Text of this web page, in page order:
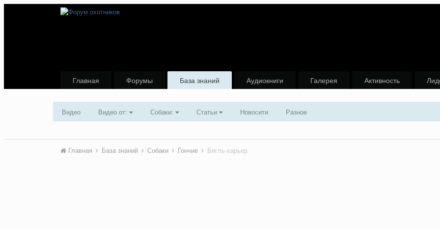
Главная Форумы База знаний
Видео Видео от: Собаки: Статьи Новосити Разное
Аудиокниги Галерея Активность
Главная База знаний Собаки Гончие Бигль-харьер